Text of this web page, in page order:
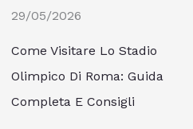
29/05/2026
Come Visitare Lo Stadio
Olimpico Di Roma: Guida
Completa E Consigli